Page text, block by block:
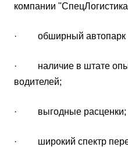
компании
· обширный автопарк
· наличие в штате
водителей;
· выгодные расценки;
· широкий спектр